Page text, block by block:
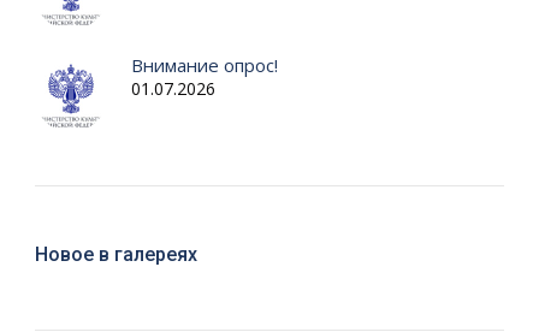
Внимание опрос!
01.07.2026
Новое в галереях